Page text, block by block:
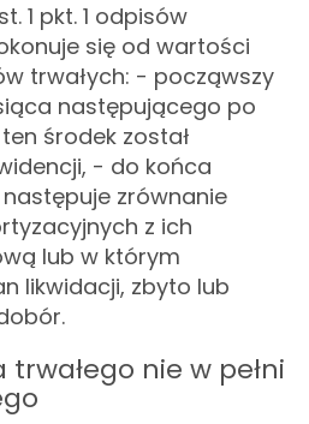
1 pkt. 1 odpisów
się od wartości
trwałych: - począwszy
następującego po
środek został
- do końca
zrównanie
z ich
lub w którym
likwidacji, zbyto lub
trwałego nie w pełni